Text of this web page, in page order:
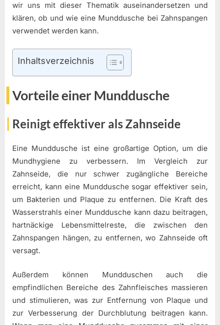
wir uns mit dieser Thematik auseinandersetzen und
klären, ob und wie eine Munddusche bei Zahnspangen
verwendet werden kann.
Inhaltsverzeichnis
Vorteile einer Munddusche
Reinigt effektiver als Zahnseide
Eine Munddusche ist eine großartige Option, um die
Mundhygiene zu verbessern. Im Vergleich zur
Zahnseide, die nur schwer zugängliche Bereiche
erreicht, kann eine Munddusche sogar effektiver sein,
um Bakterien und Plaque zu entfernen. Die Kraft des
Wasserstrahls einer Munddusche kann dazu beitragen,
hartnäckige Lebensmittelreste, die zwischen den
Zahnspangen hängen, zu entfernen, wo Zahnseide oft
versagt.
Außerdem können Mundduschen auch die
empfindlichen Bereiche des Zahnfleisches massieren
und stimulieren, was zur Entfernung von Plaque und
zur Verbesserung der Durchblutung beitragen kann.